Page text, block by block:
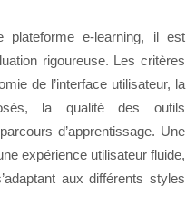
plateforme e-learning, il est
rigoureuse. Les critères
de l’interface utilisateur, la
la qualité des outils
d’apprentissage. Une
expérience utilisateur fluide,
aux différents styles